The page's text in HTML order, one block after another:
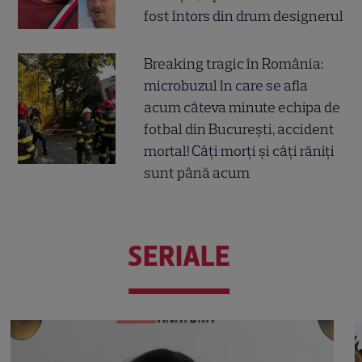
fost întors din drum designerul
Breaking tragic în România:
microbuzul în care se afla
acum câteva minute echipa de
fotbal din București, accident
mortal! Câți morți și câți răniți
sunt până acum
SERIALE